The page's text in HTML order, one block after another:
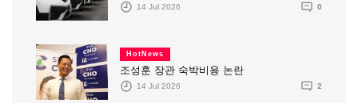
14 Jul 2026 0
HotNews
조성훈 장관 숙박비용 논란
14 Jul 2026 2